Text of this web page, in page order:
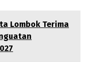
Lombok Terima